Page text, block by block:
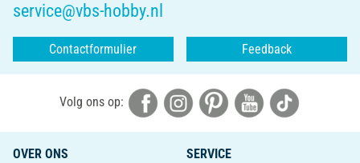
service@vbs-hobby.nl
Contactformulier Feedback
Volg ons op:
OVER ONS
SERVICE